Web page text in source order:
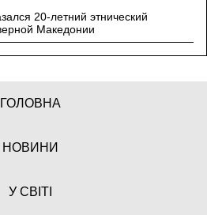
20-летний этнический
Македонии
ГОЛОВНА
НОВИНИ
У СВІТІ